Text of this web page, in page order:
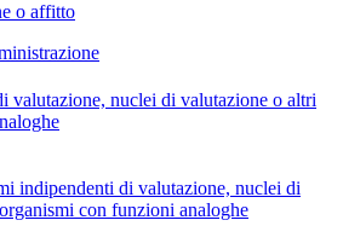
o affitto
valutazione, nuclei di valutazione o altri
indipendenti di valutazione, nuclei di
con funzioni analoghe